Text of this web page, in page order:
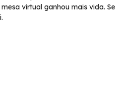
virtual ganhou mais vida. Se